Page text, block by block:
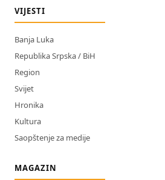
VIJESTI
Banja Luka
Republika Srpska / BiH
Region
Svijet
Hronika
Kultura
Saopštenje za medije
MAGAZIN